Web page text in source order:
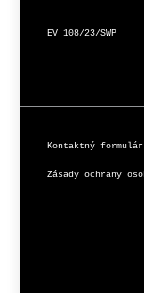
EV 108/23/SWP
Kontaktný formulár
Zásady ochrany